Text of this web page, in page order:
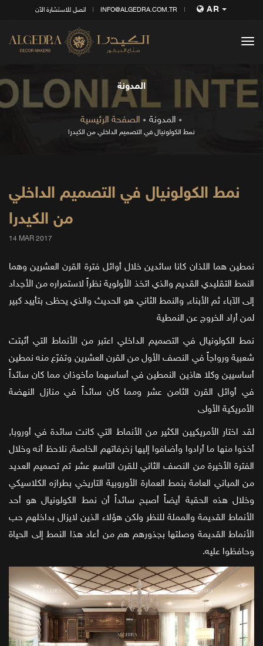
اتصل للاستشارة الآن INFO@ALGEDRA.COM.TR AR
المدونة
الصفحة الرئيسية المدونة
نمط الكولونيال في التصميم الداخلي من الكيدرا
نمط الكولونيال في التصميم الداخلي
من الكيدرا
14 MAR 2017
نمطين هما اللذان كانا سائدين خلال أوائل فترة القرن العشرين وهما
النمط التقليدي القديم والذي اتخذ الأولوية نظراً لاستمراره من الأجداد
إلى الآباء ثم الأبناء, والنمط الثاني هو الحديث والذي يحظى بتأييد كبير
لمن أراد الخروج عن النمطية
نمط الكولونيال في التصميم الداخلي اعتبر من الأنماط التي أثبتت
شعبية ورواجاً في النصف الأول من القرن العشرين وتفرّع منه نمطين
أساسيين وكلا هاذين النمطين في أساسهما مأخوذان مما كان سائداً
في أوائل القرن الثامن عشر ومما كان سائداً في منازل النهضة
الأمريكية الأولى
لقد اختار الأمريكيين الكثير من الأنماط التي كانت سائدة في أوروبا,
أخذوا منها ما أرادوا وأضافوا إليها زخرفاتهم الخاصة, نلاحظ أنه وخلال
الفترة الأخيرة من النصف الثاني للقرن التاسع عشر تم تصميم العديد
من المباني العامة بنمط العمارة الأوروبية التاريخي بطرازه الكلاسيكي
وخلال هذه الحقبة أيضاً أصبح سائداً أن نمط الكولونيال هو أحد
الأنماط القديمة والمملة للنظر ولكن هؤلاء الذين لايزال بداخلهم حب
الأنماط القديمة وصلتها بجذورهم هم من أعاد هذا النمط إلى الحياة
وحافظوا عليه.